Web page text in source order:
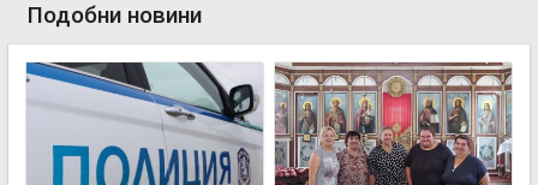
Подобни новини